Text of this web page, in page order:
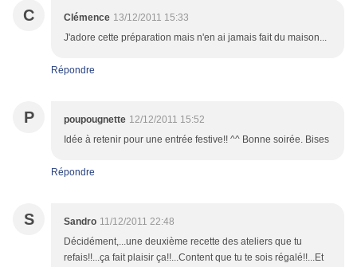
C Clémence 13/12/2011 15:33
J'adore cette préparation mais n'en ai jamais fait du maison...
Répondre
P poupougnette 12/12/2011 15:52
Idée à retenir pour une entrée festive!! ^^ Bonne soirée. Bises
Répondre
S Sandro 11/12/2011 22:48
Décidément,...une deuxième recette des ateliers que tu
refais!!...ça fait plaisir ça!!...Content que tu te sois régalé!!...Et